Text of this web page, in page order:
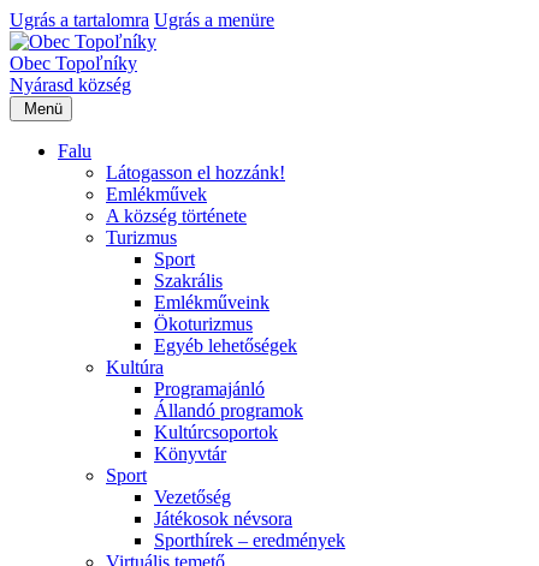
Ugrás a tartalomra Ugrás a menüre
Obec Topoľníky
Nyárasd község
Menü
Falu
Látogasson el hozzánk!
Emlékművek
A község története
Turizmus
Sport
Szakrális
Emlékműveink
Ökoturizmus
Egyéb lehetőségek
Kultúra
Programajánló
Állandó programok
Kultúrcsoportok
Könyvtár
Sport
Vezetőség
Játékosok névsora
Sporthírek – eredmények
Virtuális temető